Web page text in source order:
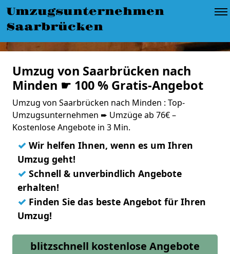
Umzugsunternehmen
Saarbrücken
Umzug von Saarbrücken nach
Minden ☛ 100 % Gratis-Angebot
Umzug von Saarbrücken nach Minden : Top-
Umzugsunternehmen ➨ Umzüge ab 76€ –
Kostenlose Angebote in 3 Min.
✓ Wir helfen Ihnen, wenn es um Ihren
Umzug geht!
✓ Schnell & unverbindlich Angebote
erhalten!
✓ Finden Sie das beste Angebot für Ihren
Umzug!
blitzschnell kostenlose Angebote